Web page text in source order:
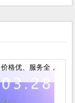
格优、服务全，